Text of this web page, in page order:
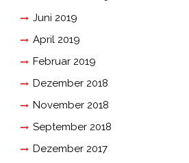
Juni 2019
April 2019
Februar 2019
Dezember 2018
November 2018
September 2018
Dezember 2017